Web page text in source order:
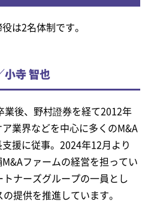
は2名体制です。
小寺 智也
後、野村證券を経て2012年
業界などを中心に多くのM&A
援に従事。2024年12月より
ファームの経営を担ってい
ナーズグループの一員とし
提供を推進しています。